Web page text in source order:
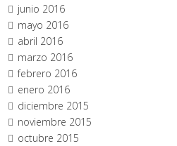
junio 2016
mayo 2016
abril 2016
marzo 2016
febrero 2016
enero 2016
diciembre 2015
noviembre 2015
octubre 2015